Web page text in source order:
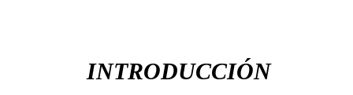
INTRODUCCIÓN